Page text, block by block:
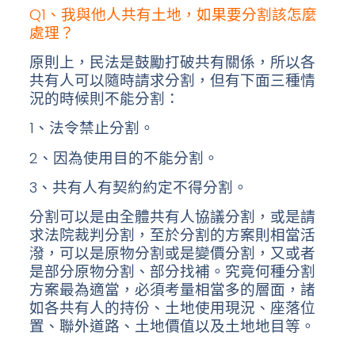
Q1、我與他人共有土地，如果要分割該怎麼
處理？
原則上，民法是鼓勵打破共有關係，所以各
共有人可以隨時請求分割，但有下面三種情
況的時候則不能分割：
1、法令禁止分割。
2、因為使用目的不能分割。
3、共有人有契約約定不得分割。
分割可以是由全體共有人協議分割，或是請
求法院裁判分割，至於分割的方案則相當活
潑，可以是原物分割或是變價分割，又或者
是部分原物分割、部分找補。究竟何種分割
方案最為適當，必須考量相當多的層面，諸
如各共有人的持份、土地使用現況、座落位
置、聯外道路、土地價值以及土地地目等。